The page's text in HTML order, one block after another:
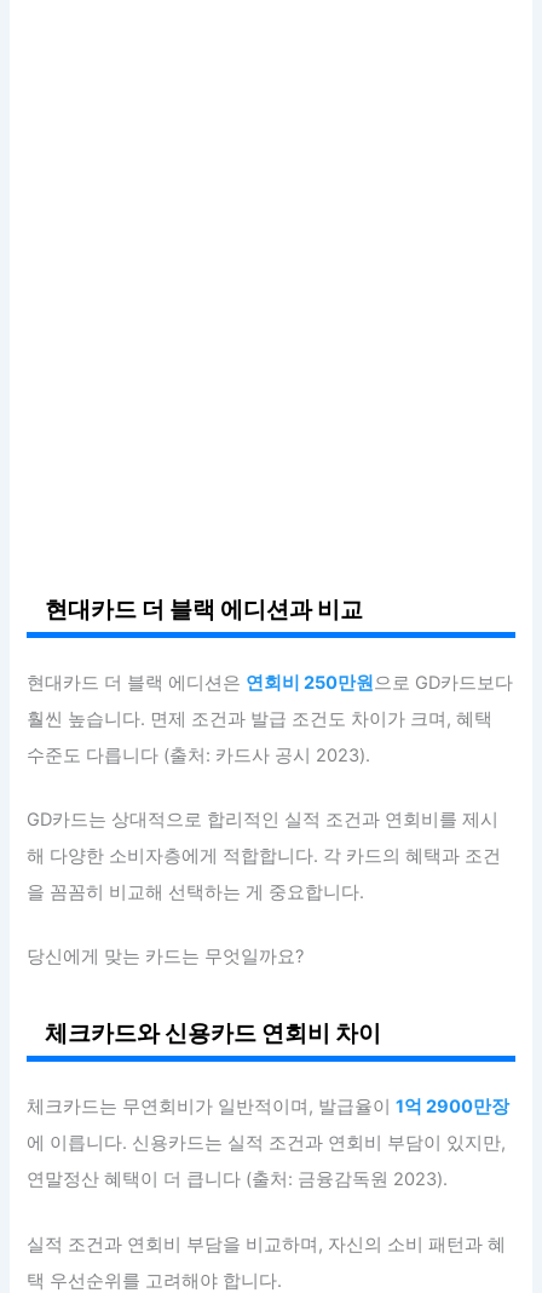
현대카드 더 블랙 에디션과 비교
현대카드 더 블랙 에디션은 연회비 250만원으로 GD카드보다
훨씬 높습니다. 면제 조건과 발급 조건도 차이가 크며, 혜택
수준도 다릅니다 (출처: 카드사 공시 2023).
GD카드는 상대적으로 합리적인 실적 조건과 연회비를 제시
해 다양한 소비자층에게 적합합니다. 각 카드의 혜택과 조건
을 꼼꼼히 비교해 선택하는 게 중요합니다.
당신에게 맞는 카드는 무엇일까요?
체크카드와 신용카드 연회비 차이
체크카드는 무연회비가 일반적이며, 발급율이1억 2900만장
에 이릅니다. 신용카드는 실적 조건과 연회비 부담이 있지만,
연말정산 혜택이 더 큽니다 (출처: 금융감독원 2023).
실적 조건과 연회비 부담을 비교하며, 자신의 소비 패턴과 혜
택 우선순위를 고려해야 합니다.